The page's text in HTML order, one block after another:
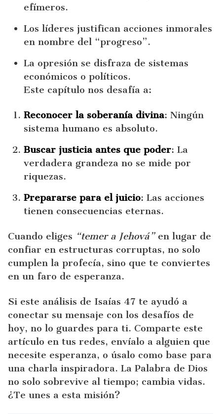
efímeros.
Los líderes justifican acciones inmorales
en nombre del “progreso”.
La opresión se disfraza de sistemas
económicos o políticos.
Este capítulo nos desafía a:
Reconocer la soberanía divina: Ningún
sistema humano es absoluto.
Buscar justicia antes que poder: La
verdadera grandeza no se mide por
riquezas.
Prepararse para el juicio: Las acciones
tienen consecuencias eternas.
Cuando eliges “temer a Jehová”en lugar de
confiar en estructuras corruptas, no solo
cumplen la profecía, sino que te conviertes
en un faro de esperanza.
Si este análisis de Isaías 47 te ayudó a
conectar su mensaje con los desafíos de
hoy, no lo guardes para ti. Comparte este
artículo en tus redes, envíalo a alguien que
necesite esperanza, o úsalo como base para
una charla inspiradora. La Palabra de Dios
no solo sobrevive al tiempo; cambia vidas.
¿Te unes a esta misión?